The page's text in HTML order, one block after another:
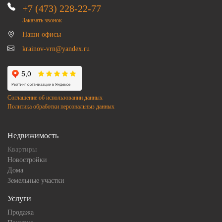
+7 (473) 228-22-77
Заказать звонок
Наши офисы
krainov-vrn@yandex.ru
Соглашение об использовании данных
Политика обработки персональныз данных
Недвижимость
Квартиры
Новостройки
Дома
Земельные участки
Услуги
Продажа